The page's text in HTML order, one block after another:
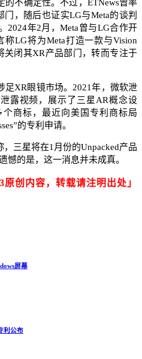
不确定性。不过，ETNews曾率
，随后也证实LG与Meta的谈判
2024年2月，Meta曾与LG合作开
LG将为Meta打造一款与Vision
关闭其XR产品部门，转而专注于
足XR眼镜市场。2021年，微软泄
露视频，展示了三星AR概念设
商标，最近向美国专利商标局
的专利申请。​
三星将在1月份的Unpacked产品
憾的是，这一消息并未成真。
原创内容，转载请注明出处」
屏幕
利公布